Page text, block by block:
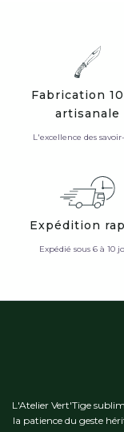
Fabrication
artisanale
L'excellence des
Expédition
Expédié sous 6 à 10
L'Atelier Vert'Tige
la patience du geste